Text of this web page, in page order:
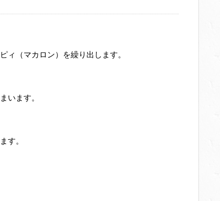
ィ（マカロン）を繰り出します。
います。
す。